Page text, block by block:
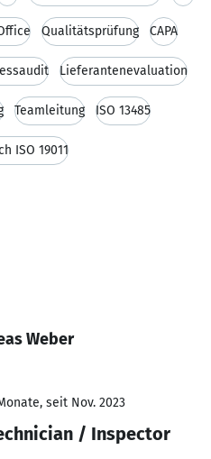
Qualitätsprüfung CAPA
Lieferantenevaluation
Teamleitung ISO 13485
ISO 19011
Weber
seit Nov. 2023
/ Inspector